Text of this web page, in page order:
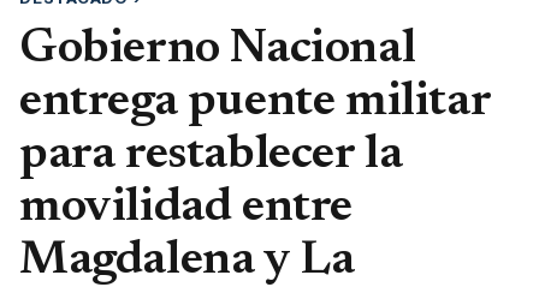
Gobierno Nacional
entrega puente militar
para restablecer la
movilidad entre
Magdalena y La